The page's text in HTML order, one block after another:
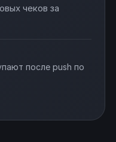
чеков за
после push по